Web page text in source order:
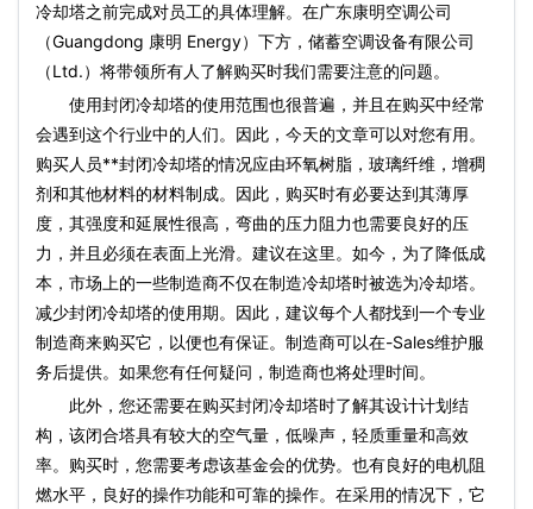
冷却塔之前完成对员工的具体理解。在广东康明空调公司
（Guangdong 康明 Energy）下方，储蓄空调设备有限公司
（Ltd.）将带领所有人了解购买时我们需要注意的问题。
使用封闭冷却塔的使用范围也很普遍，并且在购买中经常
会遇到这个行业中的人们。因此，今天的文章可以对您有用。
购买人员**封闭冷却塔的情况应由环氧树脂，玻璃纤维，增稠
剂和其他材料的材料制成。因此，购买时有必要达到其薄厚
度，其强度和延展性很高，弯曲的压力阻力也需要良好的压
力，并且必须在表面上光滑。建议在这里。如今，为了降低成
本，市场上的一些制造商不仅在制造冷却塔时被选为冷却塔。
减少封闭冷却塔的使用期。因此，建议每个人都找到一个专业
制造商来购买它，以便也有保证。制造商可以在-Sales维护服
务后提供。如果您有任何疑问，制造商也将处理时间。
此外，您还需要在购买封闭冷却塔时了解其设计计划结
构，该闭合塔具有较大的空气量，低噪声，轻质重量和高效
率。购买时，您需要考虑该基金会的优势。也有良好的电机阻
燃水平，良好的操作功能和可靠的操作。在采用的情况下，它